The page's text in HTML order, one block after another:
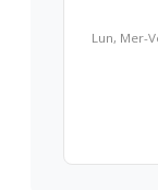
Lun, Mer-